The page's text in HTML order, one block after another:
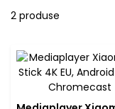
2 produse